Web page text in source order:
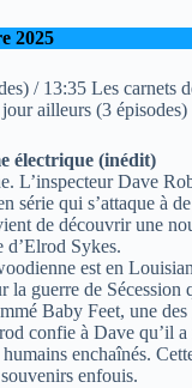
2025
/ 13:35 Les carnets
ailleurs (3 épisodes)
électrique (inédit)
L’inspecteur Dave
série qui s’attaque à
de découvrir une
d’Elrod Sykes.
est en
la guerre de Sécession
Baby Feet, une des
confie à Dave qu’il a
humains enchaînés.
enfouis.